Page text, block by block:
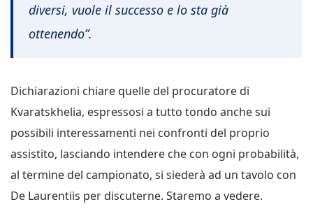
diversi, vuole il successo e lo sta già
ottenendo”.
Dichiarazioni chiare quelle del procuratore di
Kvaratskhelia, espressosi a tutto tondo anche sui
possibili interessamenti nei confronti del proprio
assistito, lasciando intendere che con ogni probabilità,
al termine del campionato, si siederà ad un tavolo con
De Laurentiis per discuterne. Staremo a vedere.